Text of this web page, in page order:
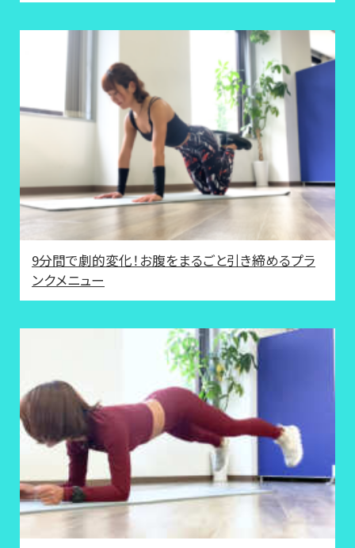
9分間で劇的変化！お腹をまるごと引き締めるプラ
ンクメニュー